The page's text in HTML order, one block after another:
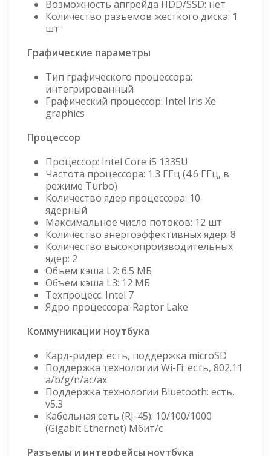
Возможность апгрейда HDD/SSD: нет
Количество разъемов жесткого диска: 1
шт
Графические параметры
Тип графического процессора:
интегрированный
Графический процессор: Intel Iris Xe
graphics
Процессор
Процессор: Intel Core i5 1335U
Частота процессора: 1.3 ГГц (4.6 ГГц, в
режиме Turbo)
Количество ядер процессора: 10-
ядерный
Максимальное число потоков: 12 шт
Количество энергоэффективных ядер: 8
Количество высокопроизводительных
ядер: 2
Объем кэша L2: 6.5 МБ
Объем кэша L3: 12 МБ
Техпроцесс: Intel 7
Ядро процессора: Raptor Lake
Коммуникации ноутбука
Кард-ридер: есть, поддержка microSD
Поддержка технологии Wi-Fi: есть, 802.11
a/b/g/n/ac/ax
Поддержка технологии Bluetooth: есть,
v5.3
Кабельная сеть (RJ-45): 10/100/1000
(Gigabit Ethernet) Мбит/с
Разъемы и интерфейсы ноутбука